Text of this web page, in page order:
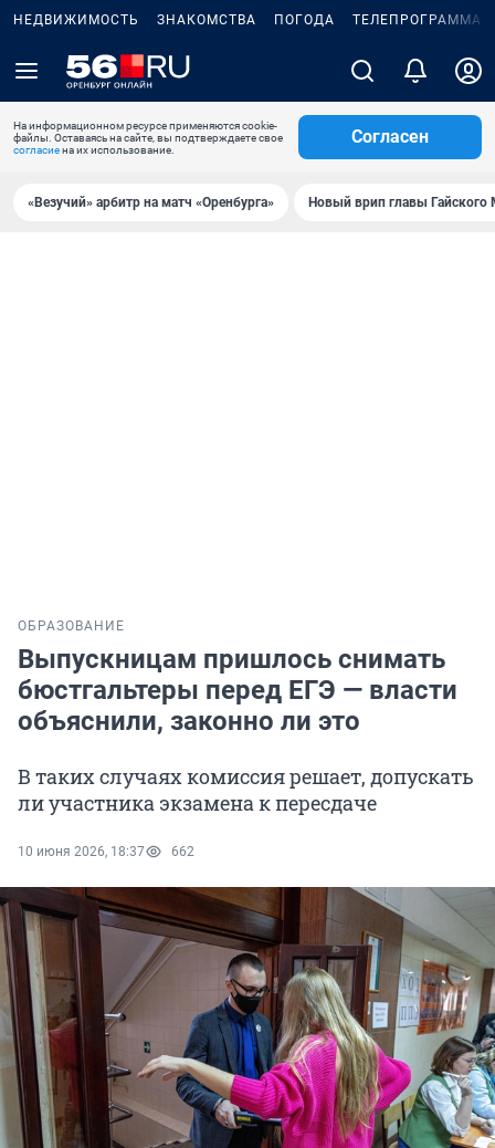
НЕДВИЖИМОСТЬ ЗНАКОМСТВА ПОГОДА ТЕЛЕПРОГРАММА
На информационном ресурсе применяются cookie-
файлы. Оставаясь на сайте, вы подтверждаете свое
согласиена их использование.
Согласен
«Везучий» арбитр на матч «Оренбурга» Новый врип главы Гайского
ОБРАЗОВАНИЕ
Выпускницам пришлось снимать
бюстгальтеры перед ЕГЭ — власти
объяснили, законно ли это
В таких случаях комиссия решает, допускать
ли участника экзамена к пересдаче
10 июня 2026, 18:37 662